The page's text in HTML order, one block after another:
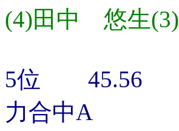
(4)田中 悠生(3)
5位 45.56
力合中A